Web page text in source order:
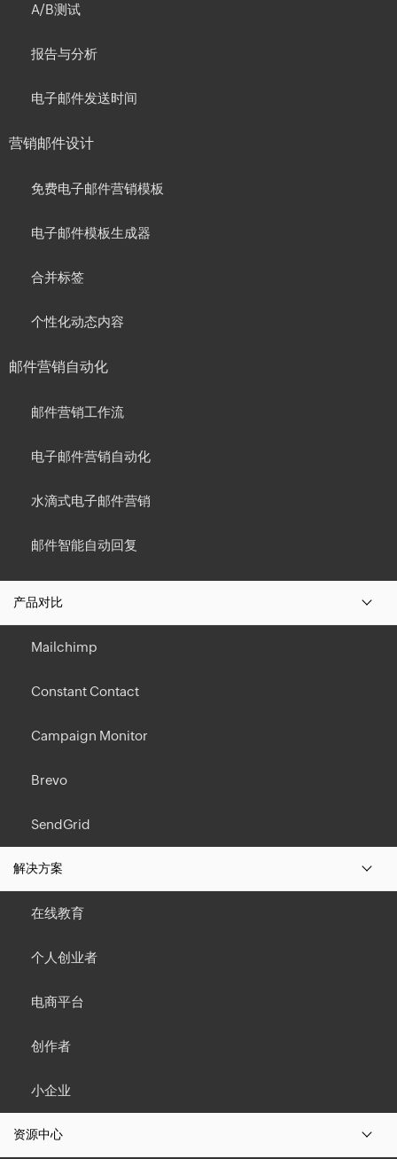
A/B测试
报告与分析
电子邮件发送时间
营销邮件设计
免费电子邮件营销模板
电子邮件模板生成器
合并标签
个性化动态内容
邮件营销自动化
邮件营销工作流
电子邮件营销自动化
水滴式电子邮件营销
邮件智能自动回复
产品对比
Mailchimp
Constant Contact
Campaign Monitor
Brevo
SendGrid
解决方案
在线教育
个人创业者
电商平台
创作者
小企业
资源中心